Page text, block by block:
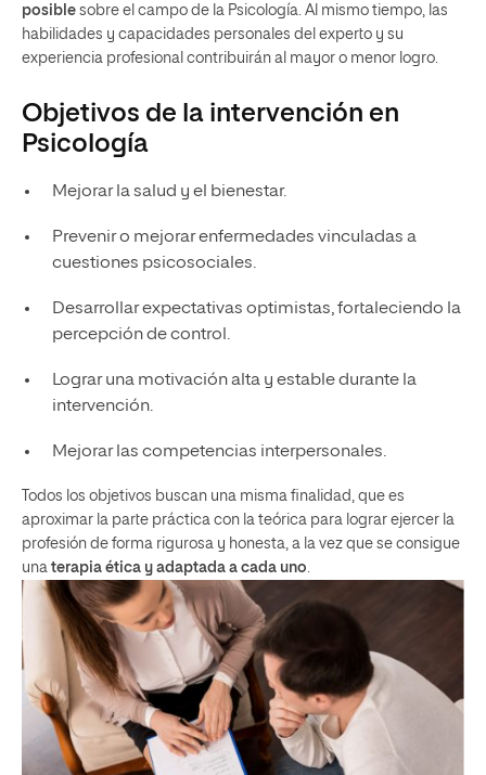
posible sobre el campo de la Psicología. Al mismo tiempo, las
habilidades y capacidades personales del experto y su
experiencia profesional contribuirán al mayor o menor logro.
Objetivos de la intervención en
Psicología
Mejorar la salud y el bienestar.
Prevenir o mejorar enfermedades vinculadas a
cuestiones psicosociales.
Desarrollar expectativas optimistas, fortaleciendo la
percepción de control.
Lograr una motivación alta y estable durante la
intervención.
Mejorar las competencias interpersonales.
Todos los objetivos buscan una misma finalidad, que es
aproximar la parte práctica con la teórica para lograr ejercer la
profesión de forma rigurosa y honesta, a la vez que se consigue
una terapia ética y adaptada a cada uno